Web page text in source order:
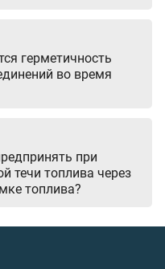
герметичность
во время
при
течи топлива через
топлива?